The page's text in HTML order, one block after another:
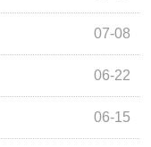
07-08
06-22
06-15